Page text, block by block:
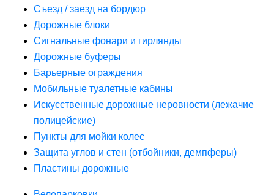
Съезд / заезд на бордюр
Дорожные блоки
Сигнальные фонари и гирлянды
Дорожные буферы
Барьерные ограждения
Мобильные туалетные кабины
Искусственные дорожные неровности (лежачие
полицейские)
Пункты для мойки колес
Защита углов и стен (отбойники, демпферы)
Пластины дорожные